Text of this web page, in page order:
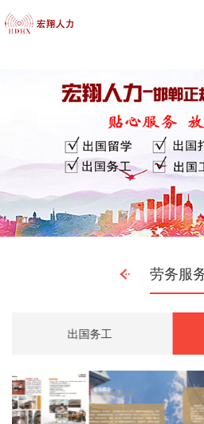
产品展示新闻动态图库展示公司
劳务服
出国务工